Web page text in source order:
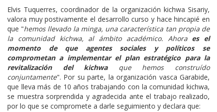
Elvis Tuquerres, coordinador de la organización kichwa Sisariy,
valora muy postivamente el desarrollo curso y hace hincapié en
que "hemos llevado la minga, una característica tan propia de
la comunidad kichwa, al ámbito académico. Ahora es el
momento de que agentes sociales y políticos se
comprometan a implementar el plan estratégico para la
revitalización del kichwaque hemos construído
conjuntamente". Por su parte, la organización vasca Garabide,
que lleva más de 10 años trabajando con la comunidad kichwa,
se muestra sorprendida y agradecida ante el trabajo realizado,
por lo que se compromete a darle seguimiento y declara que: